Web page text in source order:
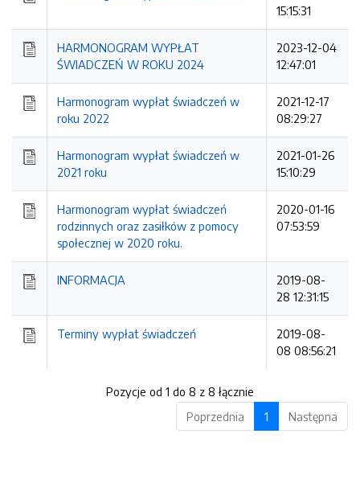
15:15:31
HARMONOGRAM WYPŁAT
ŚWIADCZEŃ W ROKU 2024
2023-12-04
12:47:01
Harmonogram wypłat świadczeń w
roku 2022
2021-12-17
08:29:27
Harmonogram wypłat świadczeń w
2021 roku
2021-01-26
15:10:29
Harmonogram wypłat świadczeń
rodzinnych oraz zasiłków z pomocy
społecznej w 2020 roku.
2020-01-16
07:53:59
INFORMACJA
2019-08-
28 12:31:15
Terminy wypłat świadczeń
2019-08-
08 08:56:21
Pozycje od 1 do 8 z 8 łącznie
Poprzednia
1 Następna